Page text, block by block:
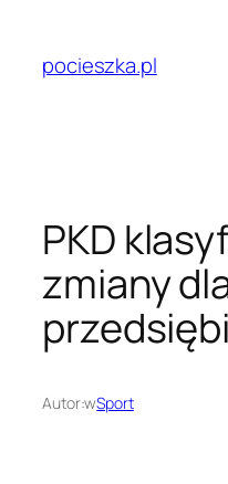
treścipocieszka.pl
PKD
zmiany
Autor:wSport